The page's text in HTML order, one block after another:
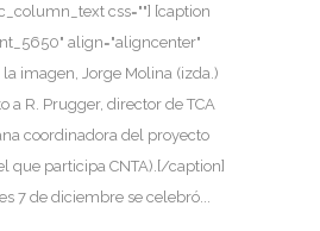
css=""] [caption
align="aligncenter"
imagen, Jorge Molina (izda.)
a R. Prugger, director de TCA
coordinadora del proyecto
que participa CNTA).[/caption]
7 de diciembre se celebró...